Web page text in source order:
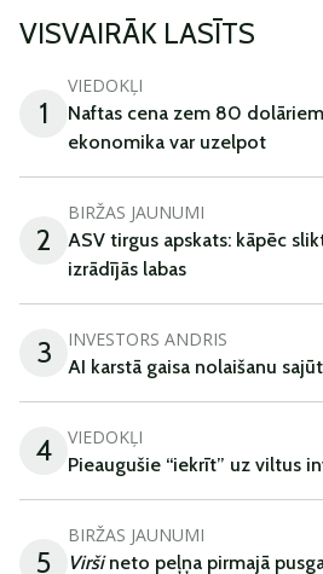
VISVAIRĀK LASĪTS
1
VIEDOKĻI
Naftas cena zem 80
ekonomika var uzelpot
2
BIRŽAS JAUNUMI
ASV tirgus apskats: kāpēc
izrādījās labas
3 INVESTORS ANDRIS
AI karstā gaisa nolaišanu
4 VIEDOKĻI
Pieaugušie “iekrīt” uz viltus
5
BIRŽAS JAUNUMI
Viršineto peļņa pirmajā